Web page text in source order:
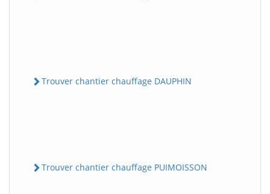
Trouver chantier chauffage DAUPHIN
Trouver chantier chauffage PUIMOISSON